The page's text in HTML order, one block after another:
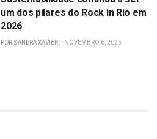
um dos pilares do Rock in Rio em
2026
POR SANDRA XAVIER NOVEMBRO 6, 2025